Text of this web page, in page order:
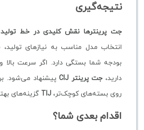
نتیجه‌گیری
جت پرینترها نقش کلیدی در خط تولید
انتخاب مدل مناسب به نیازهای تولید،
بودجه شما بستگی دارد. اگر سرعت بالا و
دارید،جت پرینتر CIJ
پیشنهاد می‌شود.
روی بسته‌های کوچک‌تر،TIJگزینه‌های
اقدام بعدی شما؟